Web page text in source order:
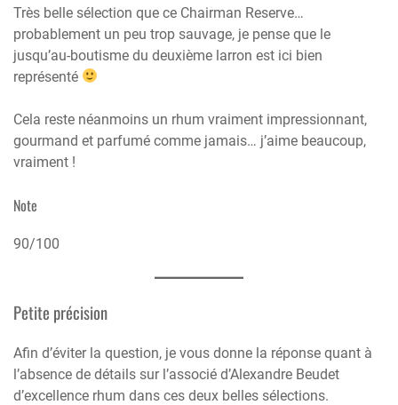
Très belle sélection que ce Chairman Reserve…
probablement un peu trop sauvage, je pense que le
jusqu’au-boutisme du deuxième larron est ici bien
représenté
Cela reste néanmoins un rhum vraiment impressionnant,
gourmand et parfumé comme jamais… j’aime beaucoup,
vraiment !
Note
90/100
Petite précision
Afin d’éviter la question, je vous donne la réponse quant à
l’absence de détails sur l’associé d’Alexandre Beudet
d’excellence rhum dans ces deux belles sélections.